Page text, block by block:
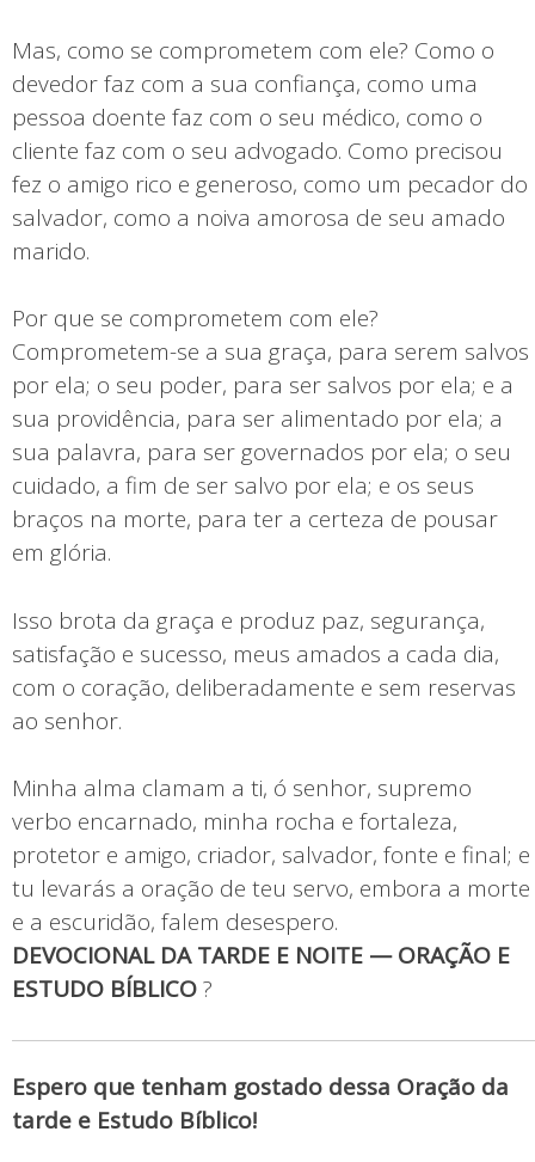
Mas, como se comprometem com ele? Como o
devedor faz com a sua confiança, como uma
pessoa doente faz com o seu médico, como o
cliente faz com o seu advogado. Como precisou
fez o amigo rico e generoso, como um pecador do
salvador, como a noiva amorosa de seu amado
marido.
Por que se comprometem com ele?
Comprometem-se a sua graça, para serem salvos
por ela; o seu poder, para ser salvos por ela; e a
sua providência, para ser alimentado por ela; a
sua palavra, para ser governados por ela; o seu
cuidado, a fim de ser salvo por ela; e os seus
braços na morte, para ter a certeza de pousar
em glória.
Isso brota da graça e produz paz, segurança,
satisfação e sucesso, meus amados a cada dia,
com o coração, deliberadamente e sem reservas
ao senhor.
Minha alma clamam a ti, ó senhor, supremo
verbo encarnado, minha rocha e fortaleza,
protetor e amigo, criador, salvador, fonte e final; e
tu levarás a oração de teu servo, embora a morte
e a escuridão, falem desespero.
DEVOCIONAL DA TARDE E NOITE — ORAÇÃO E
ESTUDO BÍBLICO?
Espero que tenham gostado dessa Oração da
tarde e Estudo Bíblico!